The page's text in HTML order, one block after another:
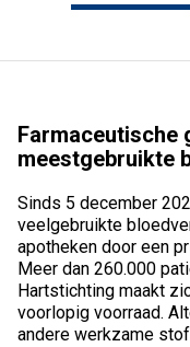
Farmaceutische
meestgebruikte
Sinds 5 december
veelgebruikte
apotheken door een
Meer dan 260.000
Hartstichting maakt
voorlopig voorraad.
andere werkzame